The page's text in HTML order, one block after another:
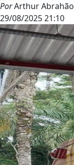
PorArthur Abrahão
29/08/2025 21:10